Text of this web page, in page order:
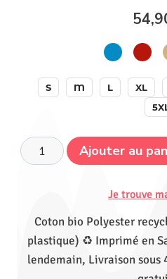
S M L XL
Ajouter au
Je trouve
Coton bio Polyester
plastique) ♻ Imprimé en
lendemain, Livraison sous